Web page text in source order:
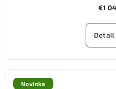
€1
Detail
Novinka